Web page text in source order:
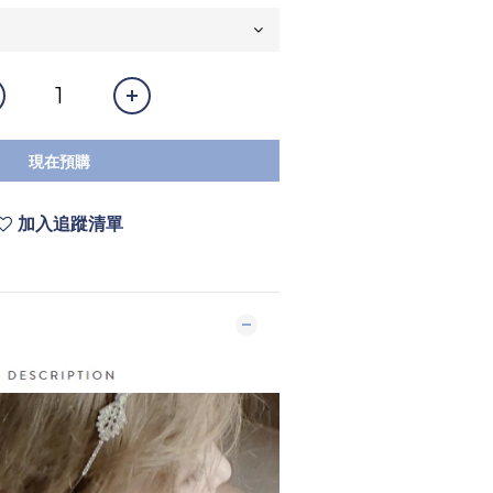
現在預購
加入追蹤清單